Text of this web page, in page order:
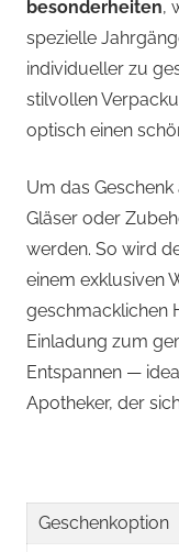
besonderheiten,
spezielle
individueller zu
stilvollen
optisch einen
Um das
Gläser oder
werden. So wird
einem exklusiven
geschmacklichen
Einladung zum
Entspannen —
Apotheker, der
Geschenkoption